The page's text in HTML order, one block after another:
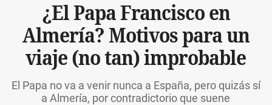
¿El Papa Francisco en
Almería? Motivos para un
viaje (no tan) improbable
El Papa no va a venir nunca a España, pero quizás sí
a Almería, por contradictorio que suene